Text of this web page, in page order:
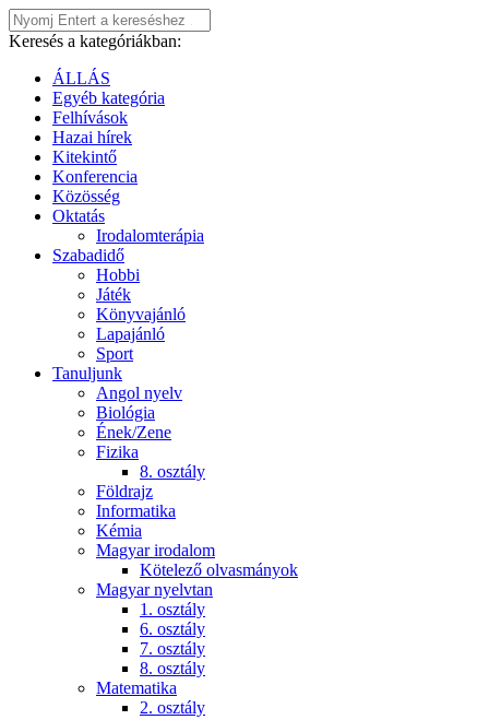
Keresés a kategóriákban:
ÁLLÁS
Egyéb kategória
Felhívások
Hazai hírek
Kitekintő
Konferencia
Közösség
Oktatás
Irodalomterápia
Szabadidő
Hobbi
Játék
Könyvajánló
Lapajánló
Sport
Tanuljunk
Angol nyelv
Biológia
Ének/Zene
Fizika
8. osztály
Földrajz
Informatika
Kémia
Magyar irodalom
Kötelező olvasmányok
Magyar nyelvtan
1. osztály
6. osztály
7. osztály
8. osztály
Matematika
2. osztály